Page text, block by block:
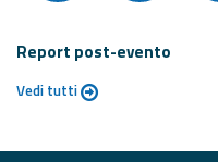
Report post-evento
Vedi tutti